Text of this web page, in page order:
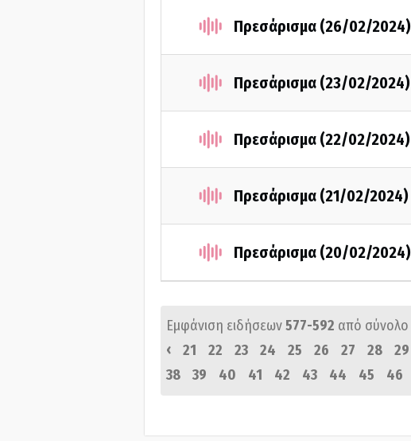
Πρεσάρισμα (26/02/2024)
Πρεσάρισμα (23/02/2024)
Πρεσάρισμα (22/02/2024)
Πρεσάρισμα (21/02/2024)
Πρεσάρισμα (20/02/2024)
Εμφάνιση ειδήσεων577-592 από σύνολο
‹
21 22 23 24 25 26 27 28 29
38
39 40 41 42 43 44 45 46